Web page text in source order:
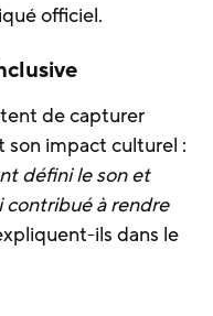
officiel.
de capturer
son impact culturel :
défini le son et
contribué à rendre
ils dans le